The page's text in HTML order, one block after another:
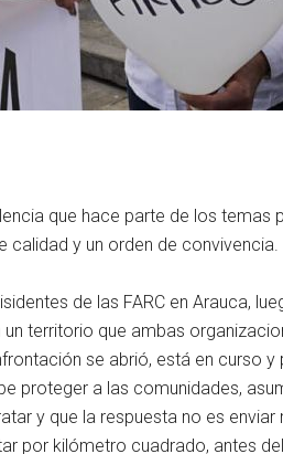
que hace parte de los temas
calidad y un orden de convivencia.
de las FARC en Arauca,
territorio que ambas
se abrió, está en curso y
proteger a las comunidades,
y que la respuesta no es enviar
por kilómetro cuadrado, antes